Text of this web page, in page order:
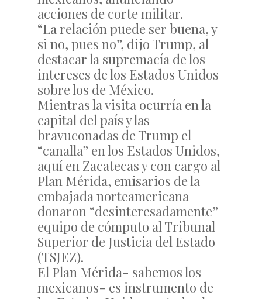
acciones de corte militar.
“La relación puede ser buena, y
si no, pues no”, dijo Trump, al
destacar la supremacía de los
intereses de los Estados Unidos
sobre los de México.
Mientras la visita ocurría en la
capital del país y las
bravuconadas de Trump el
“canalla” en los Estados Unidos,
aquí en Zacatecas y con cargo al
Plan Mérida, emisarios de la
embajada norteamericana
donaron “desinteresadamente”
equipo de cómputo al Tribunal
Superior de Justicia del Estado
(TSJEZ).
El Plan Mérida- sabemos los
mexicanos- es instrumento de